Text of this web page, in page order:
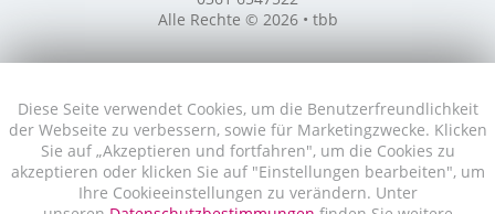
Diese Seite verwendet Cookies, um die Benutzerfreundlichkeit
der Webseite zu verbessern, sowie für Marketingzwecke. Klicken
Sie auf „Akzeptieren und fortfahren", um die Cookies zu
akzeptieren oder klicken Sie auf "Einstellungen bearbeiten", um
Ihre Cookieeinstellungen zu verändern. Unter
Alle Rechte © 2026 • tbb